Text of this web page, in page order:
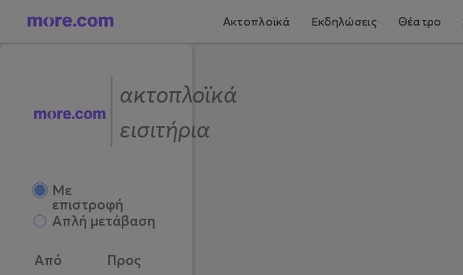
Ακτοπλοϊκά Εκδηλώσεις Θέατρο
ακτοπλοϊκά
εισιτήρια
Mε
επιστροφή
Απλή μετάβαση
Από Προς